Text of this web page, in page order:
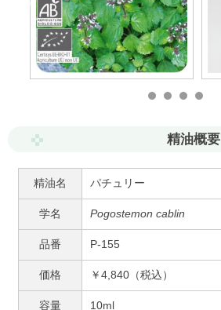
精油概要
精油名 パチュリー
学名 Pogostemon cablin
品番 P-155
価格 ￥4,840（税込）
容量 10ml